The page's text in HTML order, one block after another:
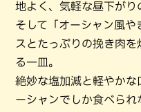
地よく、気軽な昼下がり
そして「オーシャン風や
スとたっぷりの挽き肉
る一皿。
絶妙な塩加減と軽やかな
ーシャンでしか食べら